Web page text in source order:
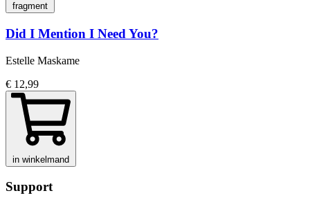
fragment
Did I Mention I Need You?
Estelle Maskame
€ 12,99
in winkelmand
Support